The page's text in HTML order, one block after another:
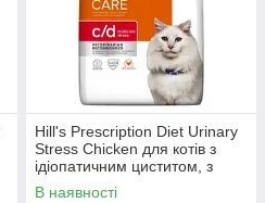
Hill's Prescription Diet Urinary
Stress Chicken для котів з
ідіопатичним циститом, з
куркою, 3 кг
В наявності